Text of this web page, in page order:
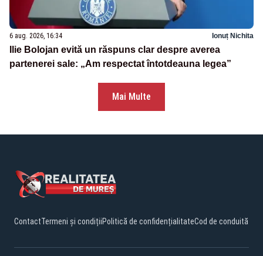
6 aug. 2026, 16:34 Ionuț Nichita
Ilie Bolojan evită un răspuns clar despre averea
partenerei sale: „Am respectat întotdeauna legea”
Mai Multe
ContactTermeni și condițiiPolitică de confidențialitateCod de conduită